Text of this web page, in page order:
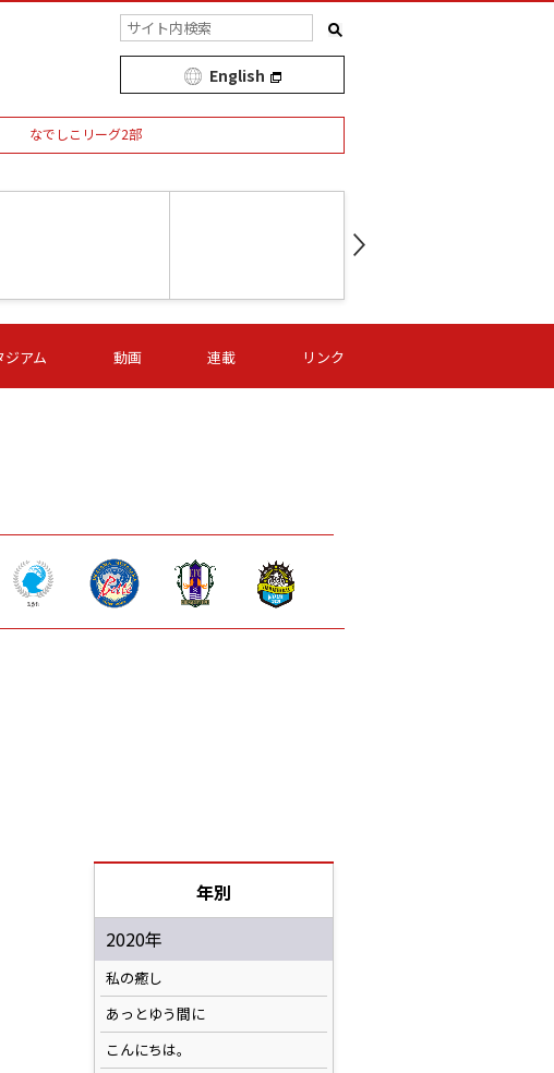
English
なでしこリーグ2部
第16節 09/06 (日) 15:00
-
第16節 09/06 (日) 15:00
- -
ジアム 動画 連載 リンク
年別
2020年
私の癒し
あっとゆう間に
こんにちは。